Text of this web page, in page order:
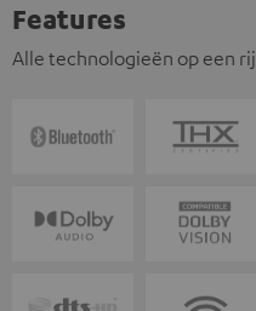
Features
Alle technologieën op een rij